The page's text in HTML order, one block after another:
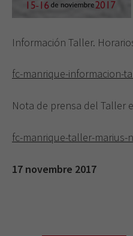
Información Taller.
fc-manrique-informacion-
Nota de prensa del Taller
fc-manrique-taller-marius-
17 novembre 2017